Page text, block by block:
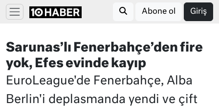
Abone ol Giriş
Sarunas’lı Fenerbahçe’den fire
yok, Efes evinde kayıp
EuroLeague'de Fenerbahçe, Alba
Berlin'i deplasmanda yendi ve çift